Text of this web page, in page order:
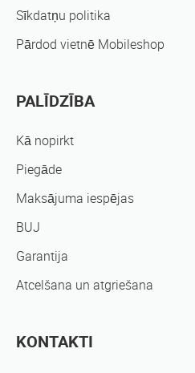
Sīkdatņu politika
Pārdod vietnē Mobileshop
PALĪDZĪBA
Kā nopirkt
Piegāde
Maksājuma iespējas
BUJ
Garantija
Atcelšana un atgriešana
KONTAKTI